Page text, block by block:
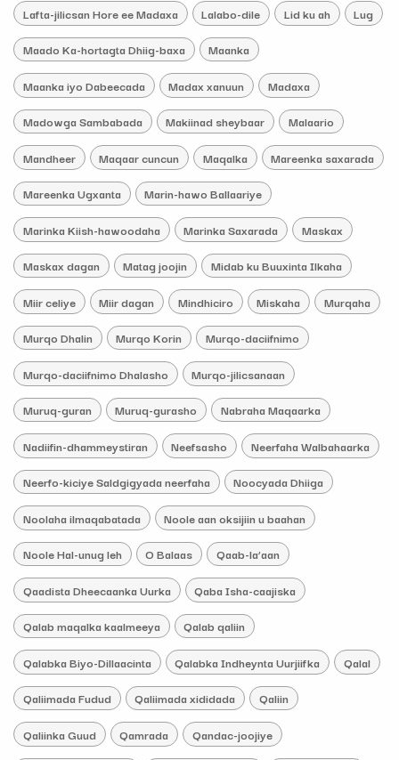
Lafta-jilicsan Hore ee Madaxa Lalabo-dile Lid ku ah Lug
Maado Ka-hortagta Dhiig-baxa Maanka
Maanka iyo Dabeecada Madax xanuun Madaxa
Madowga Sambabada Makiinad sheybaar Malaario
Mandheer Maqaar cuncun Maqalka Mareenka saxarada
Mareenka Ugxanta Marin-hawo Ballaariye
Marinka Kiish-hawoodaha Marinka Saxarada Maskax
Maskax dagan Matag joojin Midab ku Buuxinta Ilkaha
Miir celiye Miir dagan Mindhiciro Miskaha Murqaha
Murqo Dhalin Murqo Korin Murqo-daciifnimo
Murqo-daciifnimo Dhalasho Murqo-jilicsanaan
Muruq-guran Muruq-gurasho Nabraha Maqaarka
Nadiifin-dhammeystiran Neefsasho Neerfaha Walbahaarka
Neerfo-kiciye Saldgigyada neerfaha Noocyada Dhiiga
Noolaha ilmaqabatada Noole aan oksijiin u baahan
Noole Hal-unug leh O Balaas Qaab-la’aan
Qaadista Dheecaanka Uurka Qaba Isha-caajiska
Qalab maqalka kaalmeeya Qalab qaliin
Qalabka Biyo-Dillaacinta Qalabka Indheynta Uurjiifka Qalal
Qaliimada Fudud Qaliimada xididada Qaliin
Qaliinka Guud Qamrada Qandac-joojiye